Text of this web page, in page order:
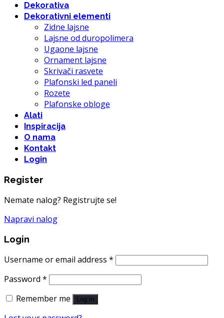
Dekorativa
Dekorativni elementi
Zidne lajsne
Lajsne od duropolimera
Ugaone lajsne
Ornament lajsne
Skrivači rasvete
Plafonski led paneli
Rozete
Plafonske obloge
Alati
Inspiracija
O nama
Kontakt
Login
Register
Nemate nalog? Registrujte se!
Napravi nalog
Login
Username or email address *
Password *
Remember me
Log in